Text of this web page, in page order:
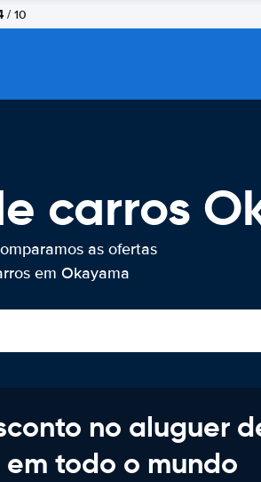
/ 10
carros
as ofertas
em Okayama
no aluguer
todo o mundo